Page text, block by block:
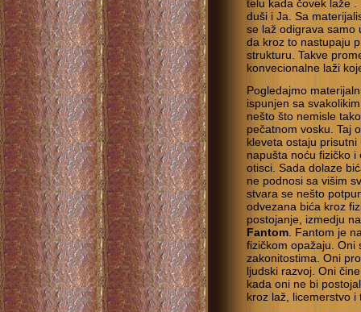
telu kada čovek laže
duši i Ja. Sa
se laž odigrava samo
da kroz to nastupaju
strukturu. Takve
konvecionalne laži
Pogledajmo
ispunjen sa
nešto što nemisle
pečatnom vosku. Taj
kleveta ostaju
napušta noću fizičko
otisci. Sada dolaze
ne podnosi sa višim
stvara se nešto
odvezana bića kroz
postojanje, izmedju
Fantom . Fantom je
fizičkom opažaju. Oni
zakonitostima. Oni
ljudski razvoj. Oni
kada oni ne bi
kroz laž, licemerstvo